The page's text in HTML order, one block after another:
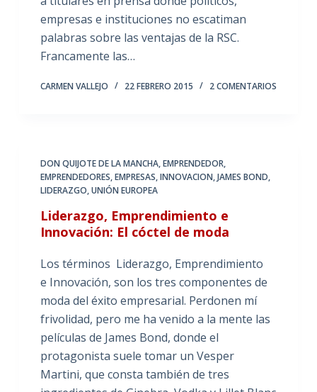
empresas e instituciones no escatiman
palabras sobre las ventajas de la RSC.
Francamente las…
CARMEN VALLEJO 22 FEBRERO 2015 2 COMENTARIOS
DON QUIJOTE DE LA MANCHA,EMPRENDEDOR,
EMPRENDEDORES,EMPRESAS,INNOVACION,JAMES BOND,
LIDERAZGO,UNIÓN EUROPEA
Liderazgo, Emprendimiento e
Innovación: El cóctel de moda
Los términos Liderazgo, Emprendimiento
e Innovación, son los tres componentes de
moda del éxito empresarial. Perdonen mí
frivolidad, pero me ha venido a la mente las
películas de James Bond, donde el
protagonista suele tomar un Vesper
Martini, que consta también de tres